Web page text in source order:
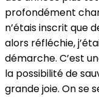
profondément
n’étais inscrit que
alors réfléchie,
démarche. C’est
la possibilité de
grande joie. On se